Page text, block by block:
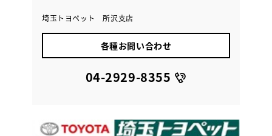
埼玉トヨペット 所沢支店
各種お問い合わせ
04-2929-8355